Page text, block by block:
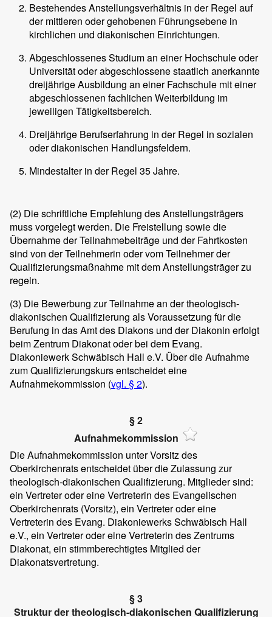
Bestehendes Anstellungsverhältnis in der Regel auf
der mittleren oder gehobenen Führungsebene in
kirchlichen und diakonischen Einrichtungen.
Abgeschlossenes Studium an einer Hochschule oder
Universität oder abgeschlossene staatlich anerkannte
dreijährige Ausbildung an einer Fachschule mit einer
abgeschlossenen fachlichen Weiterbildung im
jeweiligen Tätigkeitsbereich.
Dreijährige Berufserfahrung in der Regel in sozialen
oder diakonischen Handlungsfeldern.
Mindestalter in der Regel 35 Jahre.
(2) Die schriftliche Empfehlung des Anstellungsträgers
muss vorgelegt werden. Die Freistellung sowie die
Übernahme der Teilnahmebeiträge und der Fahrtkosten
sind von der Teilnehmerin oder vom Teilnehmer der
Qualifizierungsmaßnahme mit dem Anstellungsträger zu
regeln.
(3) Die Bewerbung zur Teilnahme an der theologisch-
diakonischen Qualifizierung als Voraussetzung für die
Berufung in das Amt des Diakons und der Diakonin erfolgt
beim Zentrum Diakonat oder bei dem Evang.
Diakoniewerk Schwäbisch Hall e.V. Über die Aufnahme
zum Qualifizierungskurs entscheidet eine
Aufnahmekommission (vgl. § 2).
§ 2
Aufnahmekommission
Die Aufnahmekommission unter Vorsitz des
Oberkirchenrats entscheidet über die Zulassung zur
theologisch-diakonischen Qualifizierung. Mitglieder sind:
ein Vertreter oder eine Vertreterin des Evangelischen
Oberkirchenrats (Vorsitz), ein Vertreter oder eine
Vertreterin des Evang. Diakoniewerks Schwäbisch Hall
e.V., ein Vertreter oder eine Vertreterin des Zentrums
Diakonat, ein stimmberechtigtes Mitglied der
Diakonatsvertretung.
§ 3
Struktur der theologisch-diakonischen Qualifizierung